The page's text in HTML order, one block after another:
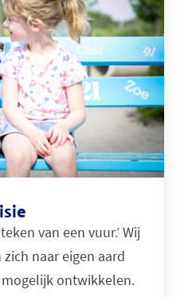
van een vuur.’ Wij
naar eigen aard
ontwikkelen.